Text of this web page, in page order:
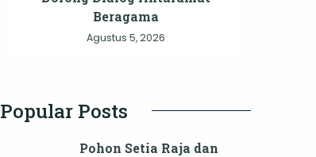
Beragama
Agustus 5, 2026
Popular Posts
Pohon Setia Raja dan